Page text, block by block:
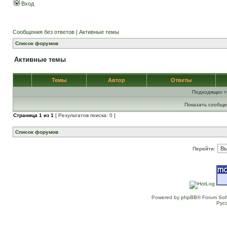
Вход
Сообщения без ответов | Активные темы
Список форумов
Активные темы
Темы Автор Ответы
Подходящих
Показать
Страница 1 из 1 [ Результатов поиска: 0 ]
Список форумов
Перейти:
Powered by phpBB® Forum